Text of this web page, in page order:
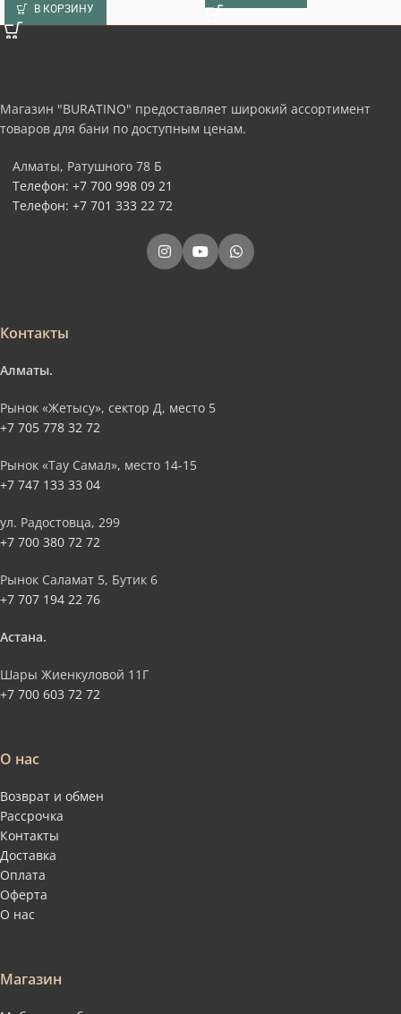
В КОРЗИНУ
Магазин "BURATINO" предоставляет широкий ассортимент
товаров для бани по доступным ценам.
Алматы, Ратушного 78 Б
Телефон: +7 700 998 09 21
Телефон: +7 701 333 22 72
Контакты
Алматы.
Рынок «Жетысу», сектор Д, место 5
+7 705 778 32 72
Рынок «Тау Самал», место 14-15
+7 747 133 33 04
ул. Радостовца, 299
+7 700 380 72 72
Рынок Саламат 5, Бутик 6
+7 707 194 22 76
Астана.
Шары Жиенкуловой 11Г
+7 700 603 72 72
О нас
Возврат и обмен
Рассрочка
Контакты
Доставка
Оплата
Оферта
О нас
Магазин